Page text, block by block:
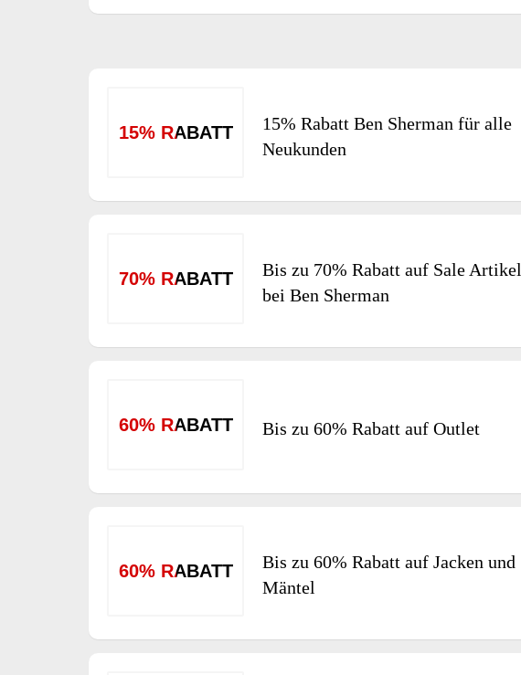
15% RABATT
15% Rabatt Ben Sherman für alle
Neukunden
70% RABATT
Bis zu 70% Rabatt auf Sale Artikel
bei Ben Sherman
60% RABATT Bis zu 60% Rabatt auf Outlet
60% RABATT
Bis zu 60% Rabatt auf Jacken und
Mäntel